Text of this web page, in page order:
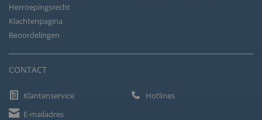
Herroepingsrecht
Klachtenpagina
Beoordelingen
CONTACT
Klantenservice
Hotlines
E-mailadres